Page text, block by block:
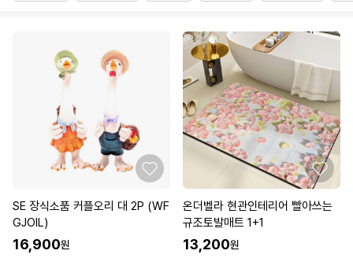
SE 장식소품 커플오리 대 2P (WF
GJOIL)
16,900원
온더벨라 현관인테리어 빨아쓰는
규조토발매트 1+1
13,200원